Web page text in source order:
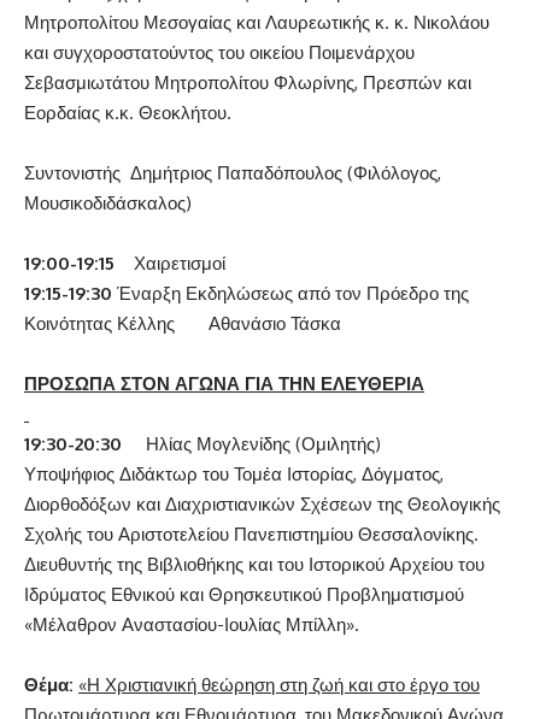
Μητροπολίτου Μεσογαίας και Λαυρεωτικής κ. κ. Νικολάου
και συγχοροστατούντος του οικείου Ποιμενάρχου
Σεβασμιωτάτου Μητροπολίτου Φλωρίνης, Πρεσπών και
Εορδαίας κ.κ. Θεοκλήτου.
Συντονιστής Δημήτριος Παπαδόπουλος (Φιλόλογος,
Μουσικοδιδάσκαλος)
19:00-19:15 Χαιρετισμοί
19:15-19:30 Έναρξη Εκδηλώσεως από τον Πρόεδρο της
Κοινότητας Κέλλης Αθανάσιο Τάσκα
ΠΡΟΣΩΠΑ ΣΤΟΝ ΑΓΩΝΑ ΓΙΑ ΤΗΝ ΕΛΕΥΘΕΡΙΑ
19:30-20:30 Ηλίας Μογλενίδης (Ομιλητής)
Υποψήφιος Διδάκτωρ του Τομέα Ιστορίας, Δόγματος,
Διορθοδόξων και Διαχριστιανικών Σχέσεων της Θεολογικής
Σχολής του Αριστοτελείου Πανεπιστημίου Θεσσαλονίκης.
Διευθυντής της Βιβλιοθήκης και του Ιστορικού Αρχείου του
Ιδρύματος Εθνικού και Θρησκευτικού Προβληματισμού
«Μέλαθρον Αναστασίου-Ιουλίας Μπίλλη».
Θέμα: «Η Χριστιανική θεώρηση στη ζωή και στο έργο του
Πρωτομάρτυρα και Εθνομάρτυρα, του Μακεδονικού Αγώνα,